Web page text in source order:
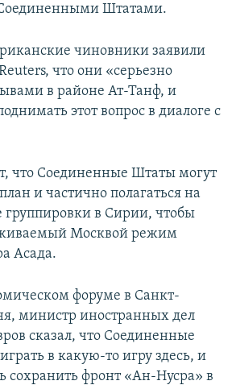
Штатами.
чиновники заявили
что они «серьезно
в районе Ат-Танф, и
этот вопрос в диалоге с
что Соединенные Штаты могут
и частично полагаться на
группировки в Сирии, чтобы
Москвой режим
Асада.
форуме в Санкт-
министр иностранных дел
сказал, что Соединенные
в какую-то игру здесь, и
сохранить фронт «Ан-Нусра» в